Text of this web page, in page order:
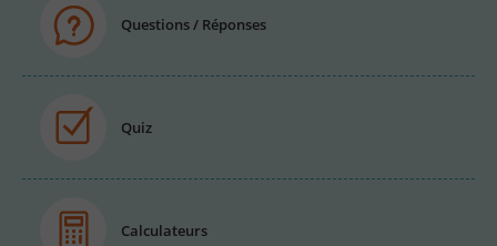
Questions / Réponses
Quiz
Calculateurs